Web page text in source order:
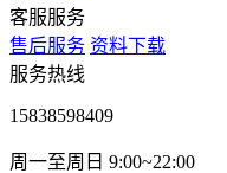
客服服务
售后服务 资料下载
服务热线
15838598409
周一至周日 9:00~22:00